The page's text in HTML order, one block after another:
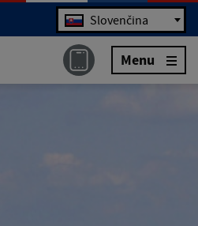
Jazyk Slovenčina
Menu